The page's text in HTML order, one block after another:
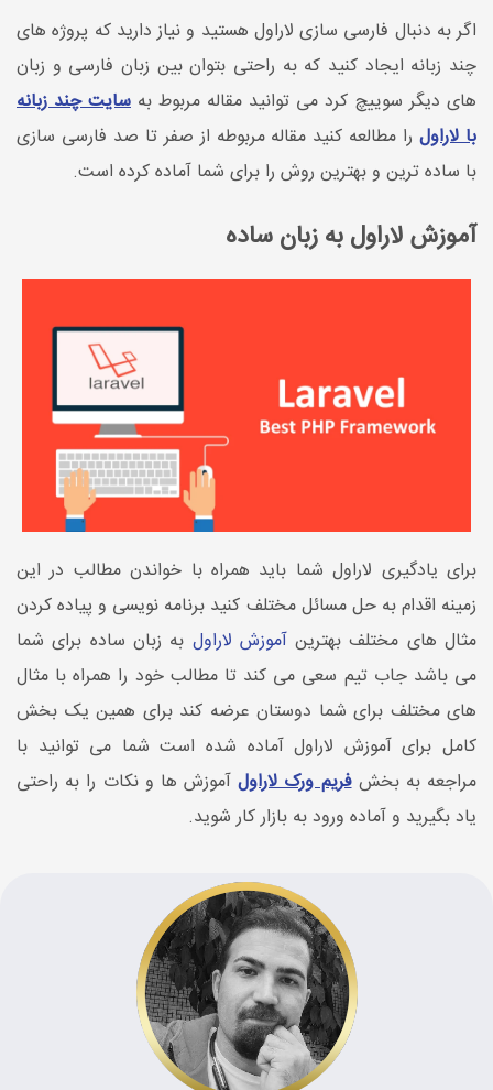
اگر به دنبال فارسی سازی لاراول هستید و نیاز دارید که پروژه های
چند زبانه ایجاد کنید که به راحتی بتوان بین زبان فارسی و زبان
های دیگر سوییچ کرد می توانید مقاله مربوط به سایت چند زبانه
با لاراولرا مطالعه کنید مقاله مربوطه از صفر تا صد فارسی سازی
با ساده ترین و بهترین روش را برای شما آماده کرده است.
آموزش لاراول به زبان ساده
برای یادگیری لاراول شما باید همراه با خواندن مطالب در این
زمینه اقدام به حل مسائل مختلف کنید برنامه نویسی و پیاده کردن
مثال های مختلف بهترینآموزش لاراول به زبان ساده برای شما
می باشد جاب تیم سعی می کند تا مطالب خود را همراه با مثال
های مختلف برای شما دوستان عرضه کند برای همین یک بخش
کامل برای آموزش لاراول آماده شده است شما می توانید با
مراجعه به بخشفریم ورک لاراولآموزش ها و نکات را به راحتی
یاد بگیرید و آماده ورود به بازار کار شوید.